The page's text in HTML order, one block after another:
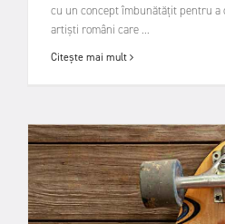
cu un concept îmbunătăţit pentru a
artişti români care ...
Citește mai mult